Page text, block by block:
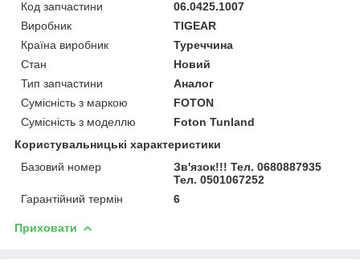
Код запчастини
06.0425.1007
Виробник
TIGEAR
Країна виробник
Туреччина
Стан
Новий
Тип запчастини
Аналог
Сумісність з маркою
FOTON
Сумісність з моделлю
Foton Tunland
Користувальницькі характеристики
Базовий номер
Зв'язок!!! Тел. 0680887935
Тел. 0501067252
Гарантійний термін
6
Приховати